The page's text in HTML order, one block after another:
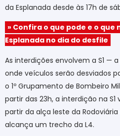
da Esplanada desde às 17h de
» Confira o que pode e o que
Esplanada no dia do desfile
As interdições envolvem a S1 —
onde veículos serão desviados
o 1º Grupamento de Bombeiro
partir das 23h, a interdição na
partir da alça leste da
alcança um trecho da L4.